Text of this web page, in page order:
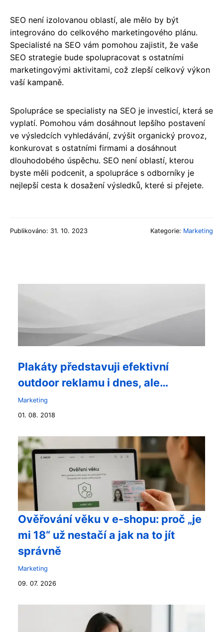
SEO není izolovanou oblastí, ale mělo by být
integrováno do celkového marketingového plánu.
Specialisté na SEO vám pomohou zajistit, že vaše
SEO strategie bude spolupracovat s ostatními
marketingovými aktivitami, což zlepší celkový výkon
vaší kampaně.
Spolupráce se specialisty na SEO je investicí, která se
vyplatí. Pomohou vám dosáhnout lepšího postavení
ve výsledcích vyhledávání, zvýšit organický provoz,
konkurovat s ostatními firmami a dosáhnout
dlouhodobého úspěchu. SEO není oblastí, kterou
byste měli podcenit, a spolupráce s odborníky je
nejlepší cesta k dosažení výsledků, které si přejete.
Publikováno: 31. 10. 2023 Kategorie: Marketing
Plakáty představuji efektivní
outdoor reklamu i dnes, ale…
Marketing
01. 08. 2018
Ověřování věku v e-shopu: proč „je
mi 18“ už nestačí a jak na to jít
správně
Marketing
09. 07. 2026